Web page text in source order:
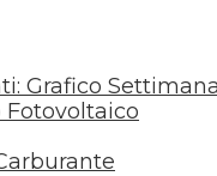
Grafico